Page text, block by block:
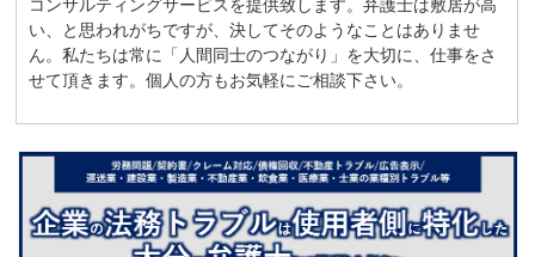
コンサルティングサービスを提供致します。弁護士は敷居が高
い、と思われがちですが、決してそのようなことはありませ
ん。私たちは常に「人間同士のつながり」を大切に、仕事をさ
せて頂きます。個人の方もお気軽にご相談下さい。